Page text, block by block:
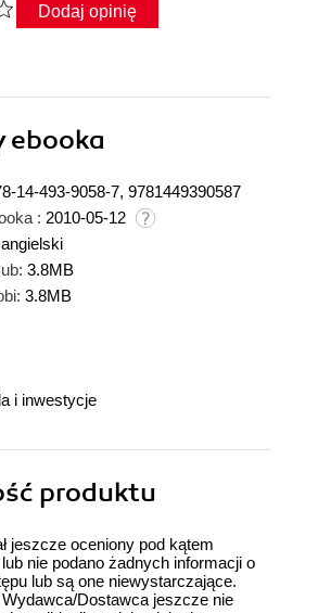
Dodaj opinię
ebooka
14-493-9058-7, 9781449390587
: 2010-05-12
angielski
3.8MB
3.8MB
i inwestycje
produktu
jeszcze oceniony pod kątem
lub nie podano żadnych informacji o
lub są one niewystarczające.
Dostawca jeszcze nie